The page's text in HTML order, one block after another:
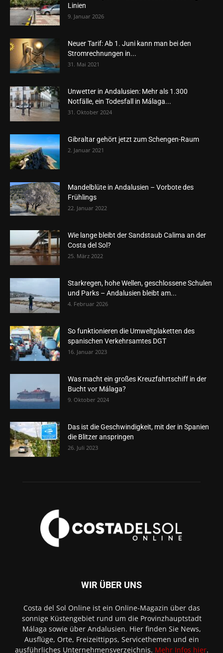
Linien
9. Januar 2026
Neuer Tarif: Ab 1. Juni kann man bei den
Stromrechnungen in...
31. Mai 2021
Unwetter in Andalusien: Mehr als 1.300
Notfälle, ein Todesfall in Málaga...
31. Oktober 2024
Gibraltar gehört jetzt zum Schengen-Raum
2. Januar 2021
Mandelblüte in Andalusien – Vorbote des
Frühlings
22. Januar 2022
Wie lange bleibt der Sandstaub Calima an der
Costa del Sol?
25. März 2022
Starkregen, hohe Wellen, geschlossene Schulen
und Parks – Andalusien bleibt am...
4. Februar 2026
So funktionieren die Umweltplaketten des
spanischen Verkehrsamtes DGT
16. Januar 2023
Was macht ein großes Kreuzfahrtschiff in der
Bucht vor Málaga?
9. Oktober 2024
Das ist die Geschwindigkeit, mit der in Spanien
die Blitzer anspringen
26. Juli 2023
WIR ÜBER UNS
Costa del Sol Online ist ein Online-Magazin über das
sonnige Küstengebiet rund um die Provinzhauptstadt
Málaga sowie über Andalusien. Hier finden Sie News,
Ausflüge, Orte, Freizeittipps, Servicethemen und ein
ausführliches Unternehmensverzeichnis. Mehr Infos hier.